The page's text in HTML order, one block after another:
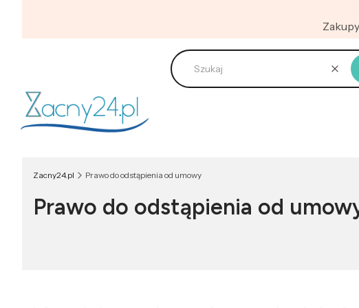
Zacny24.pl Prawo do odstąpienia od umowy
Prawo do odstąpienia od